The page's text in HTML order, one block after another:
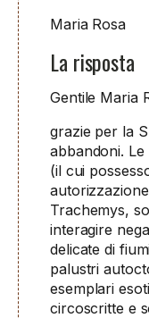
Maria Rosa
La risposta
Gentile Maria
grazie per la
abbandoni.
(il cui
Trachemys,
interagire
delicate di
palustri
esemplari
circoscritte e